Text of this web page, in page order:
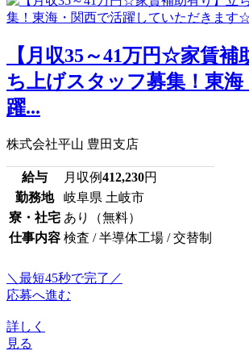
【月収35～41万円☆家賃補
ち上げスタッフ募集！東海
躍...
株式会社平山 豊田支店
給与 月収例412,230円
勤務地
岐阜県 土岐市
寮・社宅 あり（無料）
仕事内容 検査 / 半導体工場 / 交替制
＼最短45秒で完了／
応募へ進む
詳しく
見る